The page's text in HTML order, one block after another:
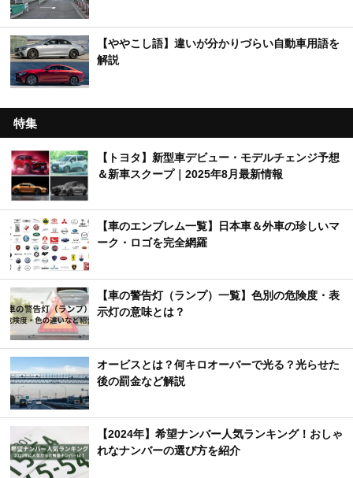
【ややこし語】違いが分かりづらい自動車用語を
解説
特集
【トヨタ】新型車デビュー・モデルチェンジ予想
＆新車スクープ｜2025年8月最新情報
【車のエンブレム一覧】日本車＆外車の珍しいマ
ーク・ロゴを完全網羅
【車の警告灯（ランプ）一覧】色別の危険度・表
示灯の意味とは？
オービスとは？何キロオーバーで光る？光らせた
後の罰金など解説
【2024年】希望ナンバー人気ランキング！おしゃ
れなナンバーの選び方を紹介